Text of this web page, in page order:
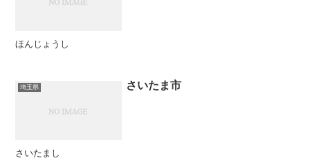
ほんじょうし
埼玉県 さいたま市
さいたまし